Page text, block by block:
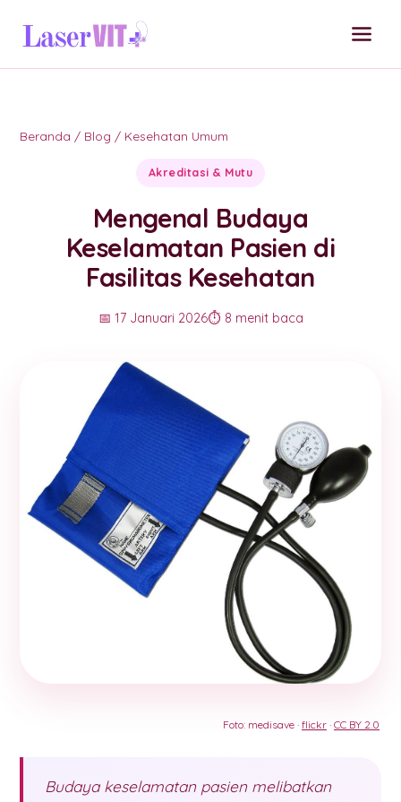
Beranda / Blog / Kesehatan Umum
Akreditasi & Mutu
Mengenal Budaya
Keselamatan Pasien di
Fasilitas Kesehatan
📅 17 Januari 2026⏱️ 8 menit baca
Foto: medisave · flickr · CC BY 2.0
Budaya keselamatan pasien melibatkan